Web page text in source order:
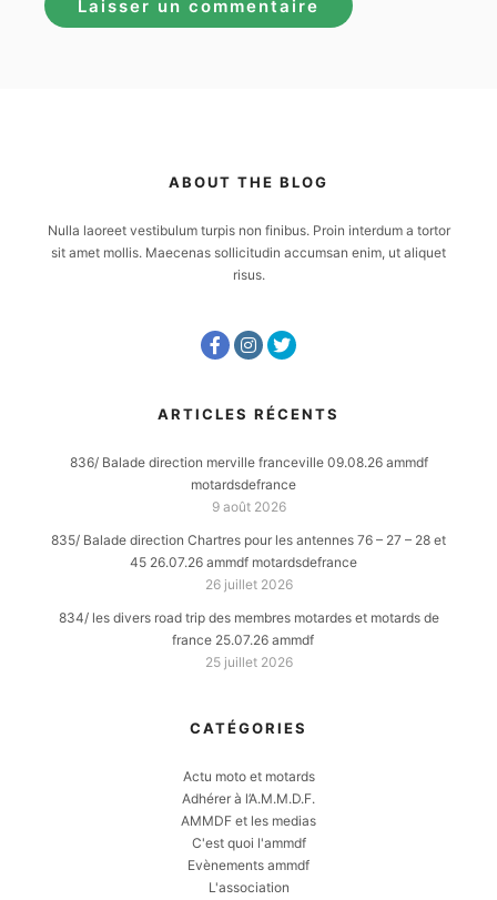
ABOUT THE BLOG
Nulla laoreet vestibulum turpis non finibus. Proin interdum a tortor
sit amet mollis. Maecenas sollicitudin accumsan enim, ut aliquet
risus.
ARTICLES RÉCENTS
836/ Balade direction merville franceville 09.08.26 ammdf
motardsdefrance
9 août 2026
835/ Balade direction Chartres pour les antennes 76 – 27 – 28 et
45 26.07.26 ammdf motardsdefrance
26 juillet 2026
834/ les divers road trip des membres motardes et motards de
france 25.07.26 ammdf
25 juillet 2026
CATÉGORIES
Actu moto et motards
Adhérer à l’A.M.M.D.F.
AMMDF et les medias
C'est quoi l'ammdf
Evènements ammdf
L'association